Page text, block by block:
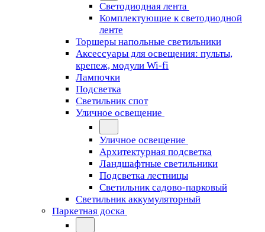
Светодиодная лента
Комплектующие к светодиодной
ленте
Торшеры напольные светильники
Аксессуары для освещения: пульты,
крепеж, модули Wi-fi
Лампочки
Подсветка
Светильник спот
Уличное освещение
Уличное освещение
Архитектурная подсветка
Ландшафтные светильники
Подсветка лестницы
Светильник садово-парковый
Светильник аккумуляторный
Паркетная доска